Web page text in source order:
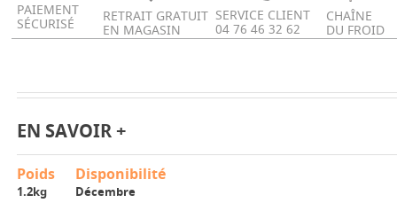
PAIEMENT
SÉCURISÉ RETRAIT GRATUIT
EN MAGASIN
SERVICE CLIENT
04 76 46 32 62
CHAÎNE
DU FROID
EN SAVOIR +
Poids
1.2kg
Disponibilité
Décembre